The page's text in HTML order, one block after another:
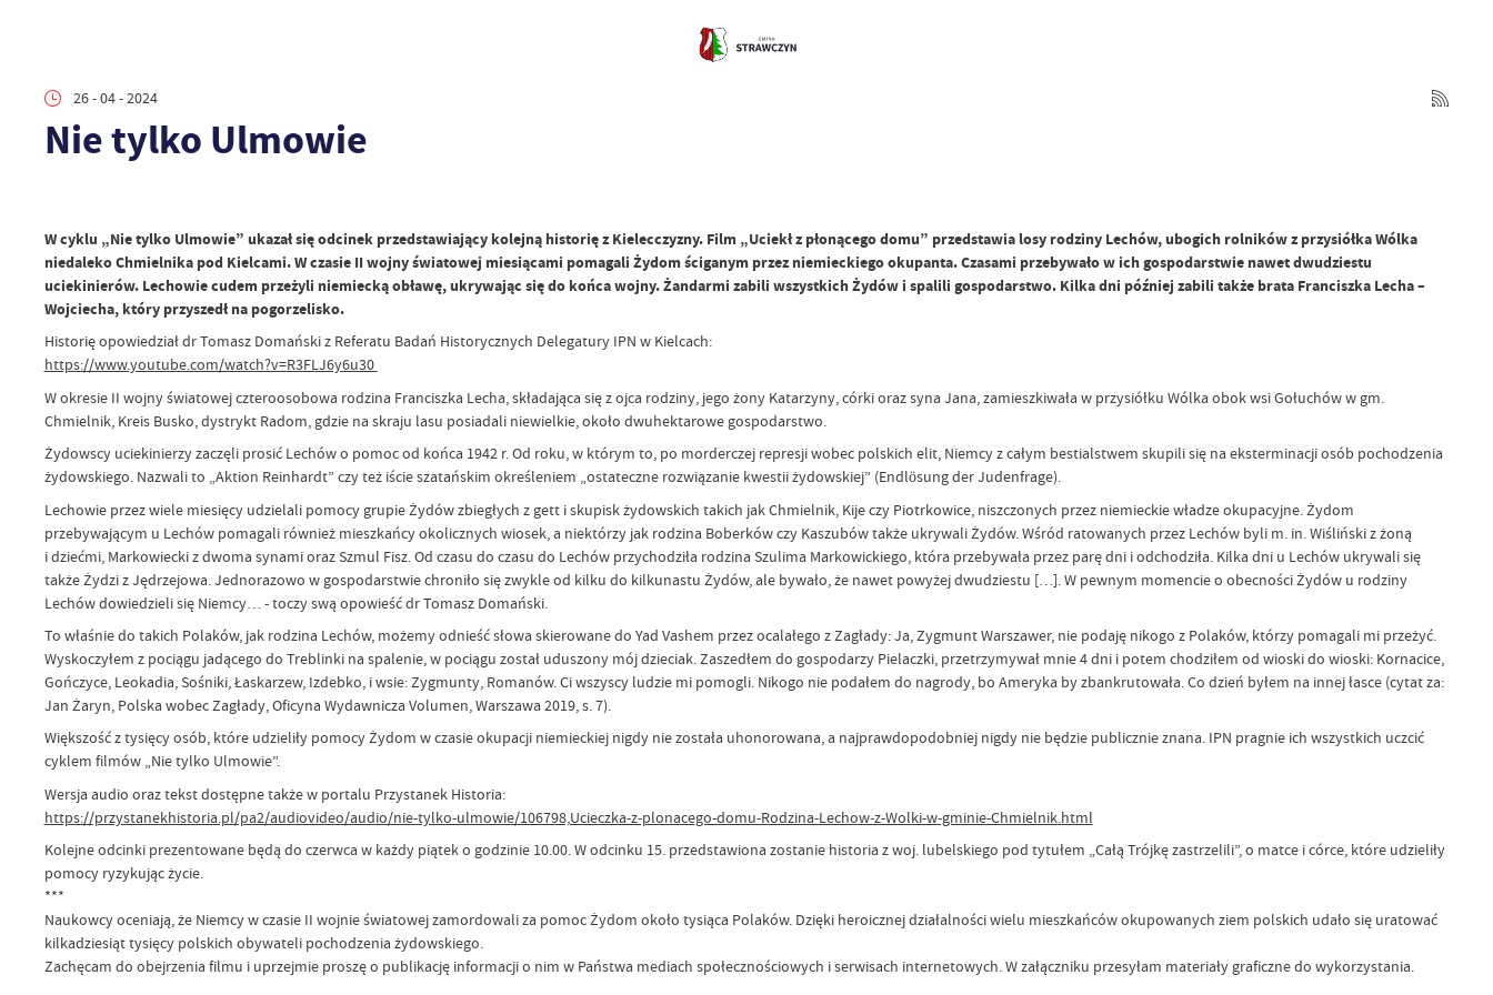
26 - 04 - 2024
Nie tylko Ulmowie
W cyklu „Nie tylko Ulmowie” ukazał się odcinek przedstawiający kolejną historię z Kielecczyzny. Film „Uciekł z płonącego domu” przedstawia losy rodziny Lechów, ubogich rolników z przysiółka Wólka
niedaleko Chmielnika pod Kielcami. W czasie II wojny światowej miesiącami pomagali Żydom ściganym przez niemieckiego okupanta. Czasami przebywało w ich gospodarstwie nawet dwudziestu
uciekinierów. Lechowie cudem przeżyli niemiecką obławę, ukrywając się do końca wojny. Żandarmi zabili wszystkich Żydów i spalili gospodarstwo. Kilka dni później zabili także brata Franciszka Lecha –
Wojciecha, który przyszedł na pogorzelisko.
Historię opowiedział dr Tomasz Domański z Referatu Badań Historycznych Delegatury IPN w Kielcach:
https://www.youtube.com/watch?v=R3FLJ6y6u30
W okresie II wojny światowej czteroosobowa rodzina Franciszka Lecha, składająca się z ojca rodziny, jego żony Katarzyny, córki oraz syna Jana, zamieszkiwała w przysiółku Wólka obok wsi Gołuchów w gm.
Chmielnik, Kreis Busko, dystrykt Radom, gdzie na skraju lasu posiadali niewielkie, około dwuhektarowe gospodarstwo.
Żydowscy uciekinierzy zaczęli prosić Lechów o pomoc od końca 1942 r. Od roku, w którym to, po morderczej represji wobec polskich elit, Niemcy z całym bestialstwem skupili się na eksterminacji osób pochodzenia
żydowskiego. Nazwali to „Aktion Reinhardt” czy też iście szatańskim określeniem „ostateczne rozwiązanie kwestii żydowskiej” (Endlösung der Judenfrage).
Lechowie przez wiele miesięcy udzielali pomocy grupie Żydów zbiegłych z gett i skupisk żydowskich takich jak Chmielnik, Kije czy Piotrkowice, niszczonych przez niemieckie władze okupacyjne. Żydom
przebywającym u Lechów pomagali również mieszkańcy okolicznych wiosek, a niektórzy jak rodzina Boberków czy Kaszubów także ukrywali Żydów. Wśród ratowanych przez Lechów byli m. in. Wiśliński z żoną
i dziećmi, Markowiecki z dwoma synami oraz Szmul Fisz. Od czasu do czasu do Lechów przychodziła rodzina Szulima Markowickiego, która przebywała przez parę dni i odchodziła. Kilka dni u Lechów ukrywali się
także Żydzi z Jędrzejowa. Jednorazowo w gospodarstwie chroniło się zwykle od kilku do kilkunastu Żydów, ale bywało, że nawet powyżej dwudziestu […]. W pewnym momencie o obecności Żydów u rodziny
Lechów dowiedzieli się Niemcy… - toczy swą opowieść dr Tomasz Domański.
To właśnie do takich Polaków, jak rodzina Lechów, możemy odnieść słowa skierowane do Yad Vashem przez ocalałego z Zagłady: Ja, Zygmunt Warszawer, nie podaję nikogo z Polaków, którzy pomagali mi przeżyć.
Wyskoczyłem z pociągu jadącego do Treblinki na spalenie, w pociągu został uduszony mój dzieciak. Zaszedłem do gospodarzy Pielaczki, przetrzymywał mnie 4 dni i potem chodziłem od wioski do wioski: Kornacice,
Gończyce, Leokadia, Sośniki, Łaskarzew, Izdebko, i wsie: Zygmunty, Romanów. Ci wszyscy ludzie mi pomogli. Nikogo nie podałem do nagrody, bo Ameryka by zbankrutowała. Co dzień byłem na innej łasce (cytat za:
Jan Żaryn, Polska wobec Zagłady, Oficyna Wydawnicza Volumen, Warszawa 2019, s. 7).
Większość z tysięcy osób, które udzieliły pomocy Żydom w czasie okupacji niemieckiej nigdy nie została uhonorowana, a najprawdopodobniej nigdy nie będzie publicznie znana. IPN pragnie ich wszystkich uczcić
cyklem filmów „Nie tylko Ulmowie”.
Wersja audio oraz tekst dostępne także w portalu Przystanek Historia:
https://przystanekhistoria.pl/pa2/audiovideo/audio/nie-tylko-ulmowie/106798,Ucieczka-z-plonacego-domu-Rodzina-Lechow-z-Wolki-w-gminie-Chmielnik.html
Kolejne odcinki prezentowane będą do czerwca w każdy piątek o godzinie 10.00. W odcinku 15. przedstawiona zostanie historia z woj. lubelskiego pod tytułem „Całą Trójkę zastrzelili”, o matce i córce, które udzieliły
pomocy ryzykując życie.
***
Naukowcy oceniają, że Niemcy w czasie II wojnie światowej zamordowali za pomoc Żydom około tysiąca Polaków. Dzięki heroicznej działalności wielu mieszkańców okupowanych ziem polskich udało się uratować
kilkadziesiąt tysięcy polskich obywateli pochodzenia żydowskiego.
Zachęcam do obejrzenia filmu i uprzejmie proszę o publikację informacji o nim w Państwa mediach społecznościowych i serwisach internetowych. W załączniku przesyłam materiały graficzne do wykorzystania.